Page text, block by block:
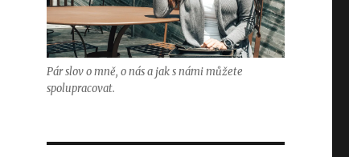
Pár slov o mně, o nás a jak s námi můžete
spolupracovat.